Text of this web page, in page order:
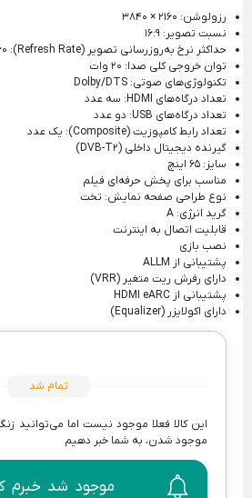
رزولوشن: ۲۱۶۰ × ۳۸۴۰
نسبت تصویر: ۱۶:۹
حداکثر نرخ به‌روزرسانی تصویر (Refresh Rate): ۶۰ هرتز
توان خروجی کلی صدا: ۲۰ وات
تکنولوژی‌های صوتی: Dolby/DTS
تعداد درگاه‌های HDMI: سه عدد
تعداد درگاه‌های USB: دو عدد
تعداد رابط کامپوزیت (Composite): یک عدد
گیرنده دیجیتال داخلی (DVB-T۲)
سایز: ۶۵ اینچ
مناسب برای پخش حرفه‌ای فیلم
نوع طراحی صفحه نمایش: تخت
گرید انرژی: A
قابلیت اتصال به اینترنت
نصب بازی
پشتیبانی از ALLM
دارای رفرش ریت متغیر (VRR)
پشتیبانی از HDMI eARC
دارای اکولایزر (Equalizer)
تمام شد
این کالا فعلا موجود نیست اما می‌توانید
موجود شدن، به شما خبر دهیم
موجود شد خبرم